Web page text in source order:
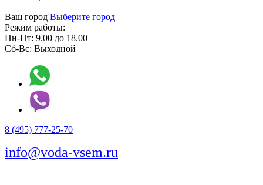
Ваш город Выберите город
Режим работы:
Пн-Пт: 9.00 до 18.00
Сб-Вс: Выходной
8 (495) 777-25-70
info@voda-vsem.ru